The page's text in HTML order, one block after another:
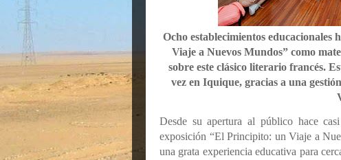
Ocho establecimientos
Viaje a Nuevos Mundos” como
sobre este clásico literario francés.
vez en Iquique, gracias a una
Desde su apertura al público hace
exposición “El Principito: un Viaje a
una grata experiencia educativa para